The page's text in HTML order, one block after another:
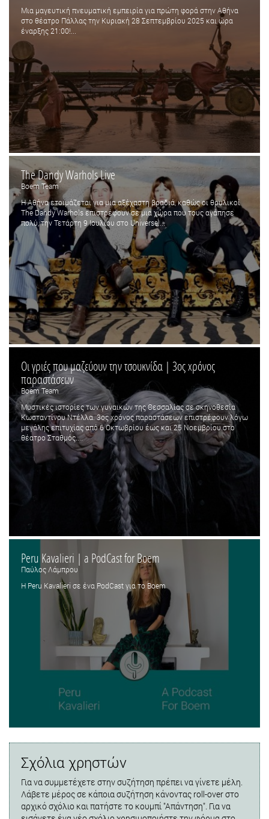
Μια μαγευτική πνευματική εμπειρία για πρώτη φορά στην Αθήνα
στο θέατρο Πάλλας την Κυριακή 28 Σεπτεμβρίου 2025 και ώρα
έναρξης 21:00!...
The Dandy Warhols Live
Boem Team
Η Αθήνα ετοιμάζεται για μια αξέχαστη βραδιά, καθώς οι θρυλικοί
The Dandy Warhols επιστρέφουν σε μια χώρα που τους αγάπησε
πολύ, την Τετάρτη 9 Ιουλίου στο Universe!...
Οι γριές που μαζεύουν την τσουκνίδα | 3ος xρόνος
παραστάσεων
Boem Team
Μυστικές ιστορίες των γυναικών της Θεσσαλίας σε σκηνοθεσία
Κωσταντίνου Ντέλλα. 3ος xρόνος παραστάσεων επιστρέφουν λόγω
μεγάλης επιτυχίας από 6 Οκτωβρίου έως και 25 Noεμβρίου στο
θέατρο Σταθμός....
Peru Kavalieri | a PodCast for Boem
Παύλος Λάμπρου
Η Peru Kavalieri σε ένα PodCast για το Boem
Σχόλια χρηστών
Για να συμμετέχετε στην συζήτηση πρέπει να γίνετε μέλη.
Λάβετε μέρος σε κάποια συζήτηση κάνοντας roll-over στο
αρχικό σχόλιο και πατήστε το κουμπί "Απάντηση". Για να